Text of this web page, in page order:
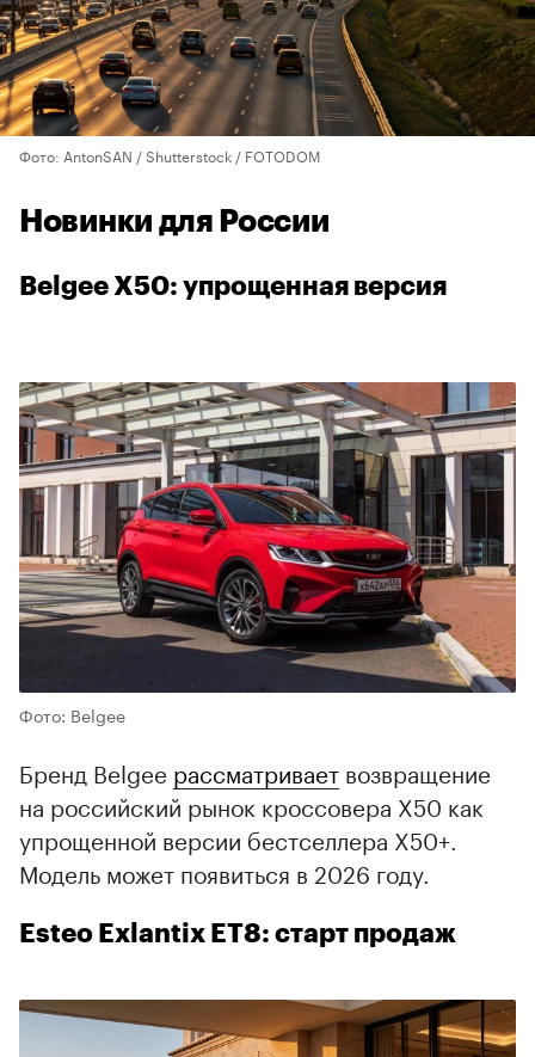
Фото: AntonSAN / Shutterstock / FOTODOM
Новинки для России
Belgee X50: упрощенная версия
00:00 / 00:00
Фото: Belgee
Бренд Belgee рассматривает возвращение
на российский рынок кроссовера X50 как
упрощенной версии бестселлера X50+.
Модель может появиться в 2026 году.
Esteo Exlantix ET8: старт продаж